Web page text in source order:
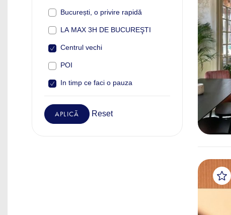
București, o privire rapidă
LA MAX 3H DE BUCUREŞTI
Centrul vechi
POI
In timp ce faci o pauza
APLICĂ Reset